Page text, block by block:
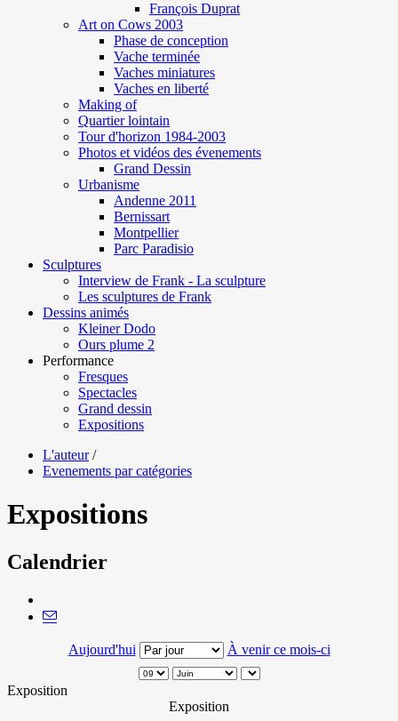
François Duprat
Art on Cows 2003
Phase de conception
Vache terminée
Vaches miniatures
Vaches en liberté
Making of
Quartier lointain
Tour d'horizon 1984-2003
Photos et vidéos des évenements
Grand Dessin
Urbanisme
Andenne 2011
Bernissart
Montpellier
Parc Paradisio
Sculptures
Interview de Frank - La sculpture
Les sculptures de Frank
Dessins animés
Kleiner Dodo
Ours plume 2
Performance
Fresques
Spectacles
Grand dessin
Expositions
L'auteur /
Evenements par catégories
Expositions
Calendrier
Aujourd'hui À venir ce mois-ci
Exposition
Exposition